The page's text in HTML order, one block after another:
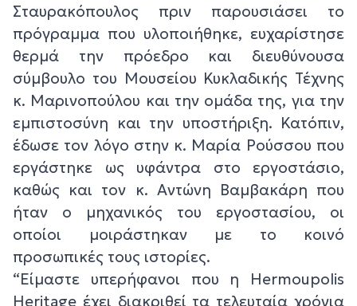
Σταυρακόπουλος πριν παρουσιάσει το
πρόγραμμα που υλοποιήθηκε, ευχαρίστησε
θερμά την πρόεδρο και διευθύνουσα
σύμβουλο του Μουσείου Κυκλαδικής Τέχνης
κ. Μαρινοπούλου και την ομάδα της, για την
εμπιστοσύνη και την υποστήριξη. Κατόπιν,
έδωσε τον λόγο στην κ. Μαρία Ρούσσου που
εργάστηκε ως υφάντρα στο εργοστάσιο,
καθώς και τον κ. Αντώνη Βαμβακάρη που
ήταν ο μηχανικός του εργοστασίου, οι
οποίοι μοιράστηκαν με το κοινό
προσωπικές τους ιστορίες.
“Είμαστε υπερήφανοι που η Hermoupolis
Heritage έχει διακριθεί τα τελευταία χρόνια